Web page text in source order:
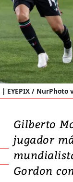
EYEPIX / NurPhoto
Gilberto
jugador
Gordon
Un
al